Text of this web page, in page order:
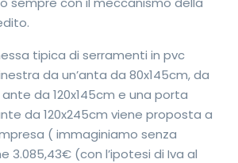
tipica di serramenti in pvc
da un’anta da 80x145cm, da
da 120x145cm e una porta
da 120x245cm viene proposta a
( immaginiamo senza
3.085,43€ (con l’ipotesi di Iva al